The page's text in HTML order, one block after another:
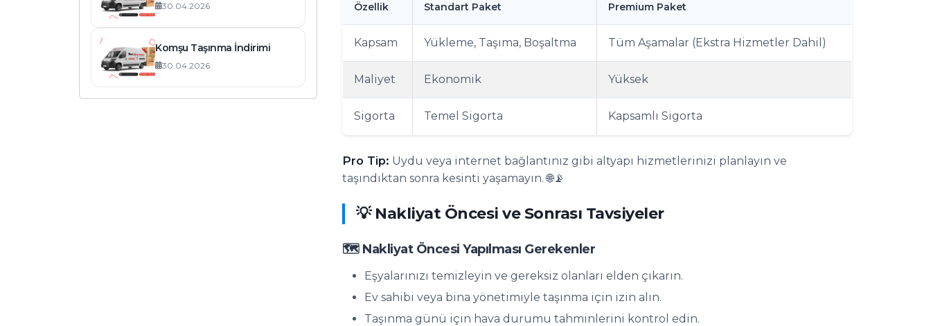
30.04.2026
Komşu Taşınma İndirimi
30.04.2026
Özellik Standart Paket Premium Paket
Kapsam Yükleme, Taşıma, Boşaltma Tüm Aşamalar (Ekstra Hizmetler Dahil)
Maliyet Ekonomik Yüksek
Sigorta Temel Sigorta Kapsamlı Sigorta
Pro Tip: Uydu veya internet bağlantınız gibi altyapı hizmetlerinizi planlayın ve
taşındıktan sonra kesinti yaşamayın. 🌐📡
💡 Nakliyat Öncesi ve Sonrası Tavsiyeler
🗺️ Nakliyat Öncesi Yapılması Gerekenler
Eşyalarınızı temizleyin ve gereksiz olanları elden çıkarın.
Ev sahibi veya bina yönetimiyle taşınma için izin alın.
Taşınma günü için hava durumu tahminlerini kontrol edin.